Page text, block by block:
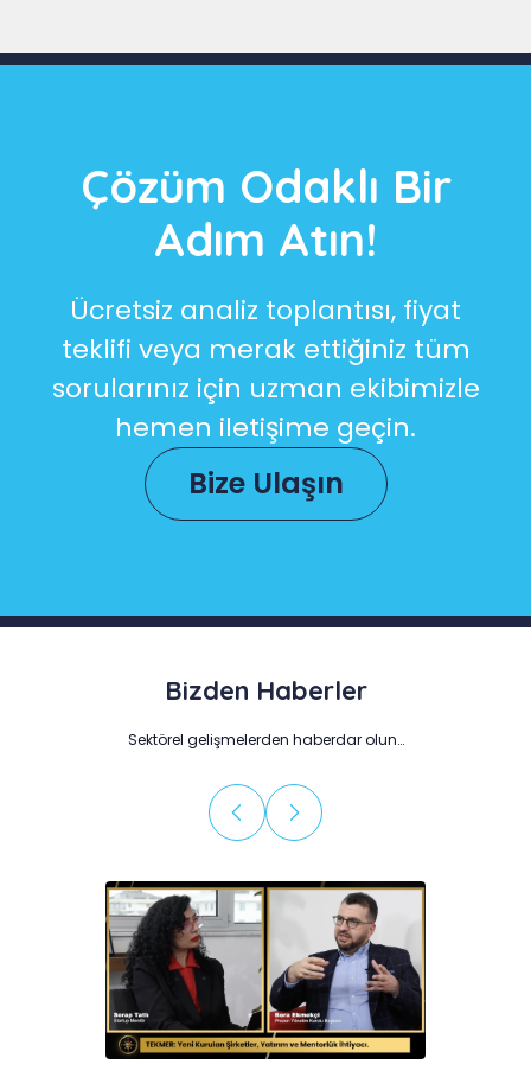
Çözüm Odaklı Bir
Adım Atın!
Ücretsiz analiz toplantısı, fiyat
teklifi veya merak ettiğiniz tüm
sorularınız için uzman ekibimizle
hemen iletişime geçin.
Bize Ulaşın
Bizden Haberler
Sektörel gelişmelerden haberdar olun…